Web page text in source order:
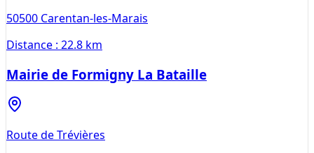
50500 Carentan-les-Marais
Distance : 22.8 km
Mairie de Formigny La Bataille
Route de Trévières